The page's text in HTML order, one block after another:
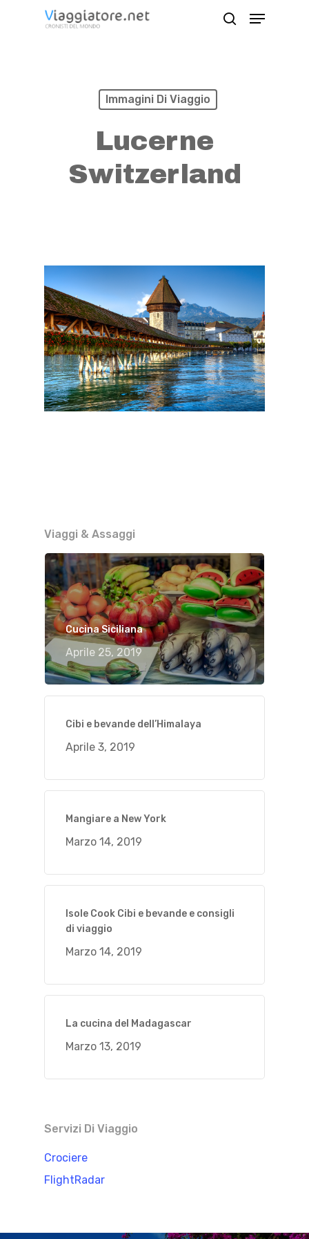
Menu
Immagini Di Viaggio
Lucerne
Switzerland
Viaggi & Assaggi
Cucina Siciliana
Aprile 25, 2019
Cibi e bevande dell’Himalaya
Aprile 3, 2019
Mangiare a New York
Marzo 14, 2019
Isole Cook Cibi e bevande e consigli
di viaggio
Marzo 14, 2019
La cucina del Madagascar
Marzo 13, 2019
Servizi Di Viaggio
Crociere
FlightRadar